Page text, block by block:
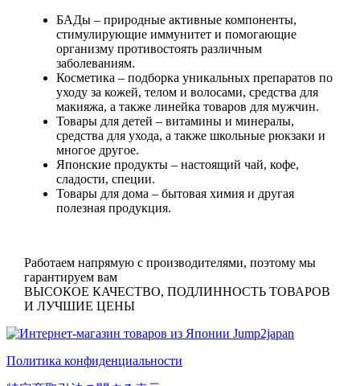
БАДы– природные активные компоненты,
стимулирующие иммунитет и помогающие
организму противостоять различным
заболеваниям.
Косметика – подборка уникальных препаратов по
уходу за кожей, телом и волосами, средства для
макияжа, а также линейка товаров для мужчин.
Товары для детей – витамины и минералы,
средства для ухода, а также школьные рюкзаки и
многое другое.
Японские продукты– настоящий чай, кофе,
сладости, специи.
Товары для дома – бытовая химия и другая
полезная продукция.
Работаем напрямую с производителями, поэтому мы
гарантируем вам
ВЫСОКОЕ КАЧЕСТВО, ПОДЛИННОСТЬ ТОВАРОВ
И ЛУЧШИЕ ЦЕНЫ
Политика конфиденциальности